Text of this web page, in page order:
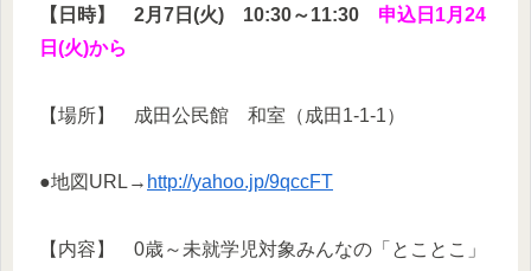
【日時】 2月7日(火) 10:30～11:30 申込日1月24
日(火)から
【場所】 成田公民館 和室（成田1-1-1）
●地図URL→ http://yahoo.jp/9qccFT
【内容】 0歳～未就学児対象みんなの「とことこ」